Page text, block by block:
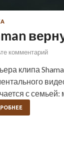
комментарий
клипа
с